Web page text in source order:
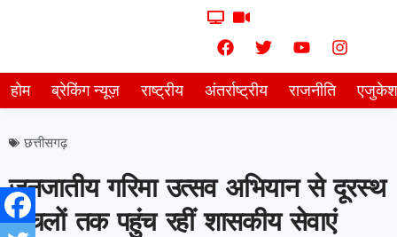
होम ब्रेकिंग न्यूज़ राष्ट्रीय अंतर्राष्ट्रीय राजनीति
छत्तीसगढ़
जनजातीय गरिमा उत्सव अभियान से दूरस्थ
अंचलों तक पहुंच रहीं शासकीय सेवाएं